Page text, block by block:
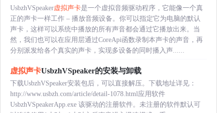
UsbzhVSpeaker虚拟声卡是一个虚拟音频驱动程序，它能像一个真
正的声卡一样工作 – 播放音频设备。你可以指定它为电脑的默认
声卡，这样可以系统中播放的所有声音都会通过它播放出来。当
然，我们也可以在应用层通过CoreApi函数录制本声卡的声音，再
分别派发给各个真实的声卡，实现多设备的同时播入声......
虚拟声卡UsbzhVSpeaker的安装与卸载
下载UsbzhVSpeaker安装包后，可以直接解压。下载地址详见：
http://www.usbzh.com/article/detail-1078.html应用软件
UsbzhVSpeakerApp.exe 该驱动的注册软件。未注册的软件默认可